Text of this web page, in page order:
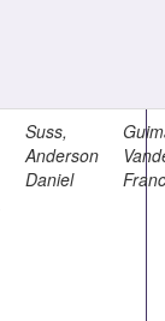
Suss,
Anderson
Daniel